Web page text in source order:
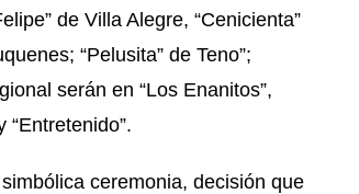
de Villa Alegre, “Cenicienta”
“Pelusita” de Teno”;
serán en “Los Enanitos”,
“Entretenido”.
ceremonia, decisión que